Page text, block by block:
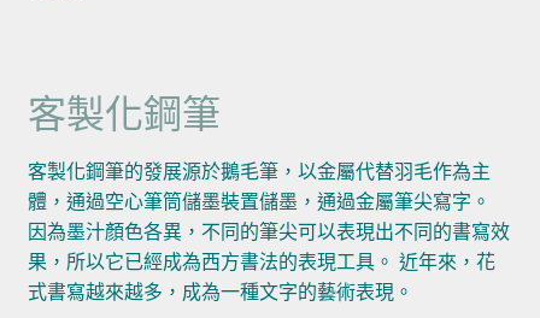
客製化鋼筆
客製化鋼筆的發展源於鵝毛筆，以金屬代替羽毛作為主
體，通過空心筆筒儲墨裝置儲墨，通過金屬筆尖寫字。
因為墨汁顏色各異，不同的筆尖可以表現出不同的書寫效
果，所以它已經成為西方書法的表現工具。 近年來，花
式書寫越來越多，成為一種文字的藝術表現。